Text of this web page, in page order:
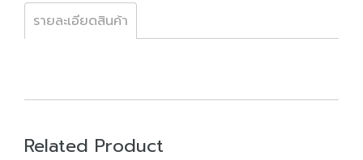
รายละเอียดสินค้า
Related Product